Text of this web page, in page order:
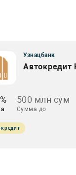
Узнацбанк
Автокредит
500 млн сум
Сумма до